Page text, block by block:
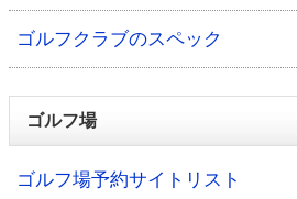
ゴルフクラブのスペック
ゴルフ場
ゴルフ場予約サイトリスト